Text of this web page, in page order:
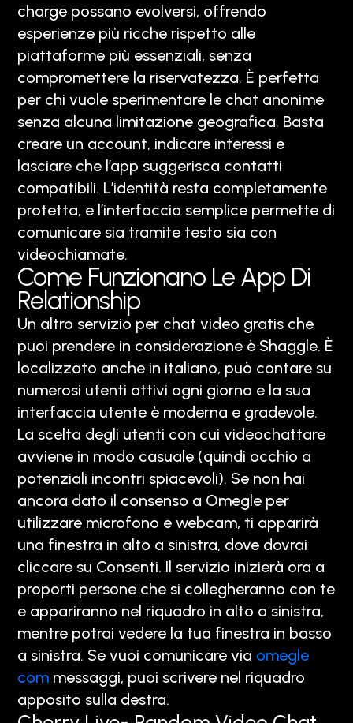
charge possano evolversi, offrendo
esperienze più ricche rispetto alle
piattaforme più essenziali, senza
compromettere la riservatezza. È perfetta
per chi vuole sperimentare le chat anonime
senza alcuna limitazione geografica. Basta
creare un account, indicare interessi e
lasciare che l’app suggerisca contatti
compatibili. L’identità resta completamente
protetta, e l’interfaccia semplice permette di
comunicare sia tramite testo sia con
videochiamate.
Come Funzionano Le App Di
Relationship
Un altro servizio per chat video gratis che
puoi prendere in considerazione è Shaggle. È
localizzato anche in italiano, può contare su
numerosi utenti attivi ogni giorno e la sua
interfaccia utente è moderna e gradevole.
La scelta degli utenti con cui videochattare
avviene in modo casuale (quindi occhio a
potenziali incontri spiacevoli). Se non hai
ancora dato il consenso a Omegle per
utilizzare microfono e webcam, ti apparirà
una finestra in alto a sinistra, dove dovrai
cliccare su Consenti. Il servizio inizierà ora a
proporti persone che si collegheranno con te
e appariranno nel riquadro in alto a sinistra,
mentre potrai vedere la tua finestra in basso
a sinistra. Se vuoi comunicare via omegle
com messaggi, puoi scrivere nel riquadro
apposito sulla destra.